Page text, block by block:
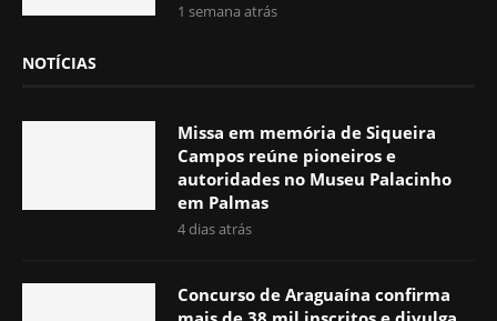
1 semana atrás
NOTÍCIAS
Missa em memória de Siqueira
Campos reúne pioneiros e
autoridades no Museu Palacinho
em Palmas
4 dias atrás
Concurso de Araguaína confirma